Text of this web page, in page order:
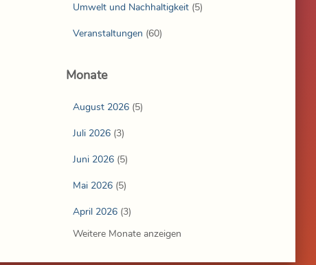
Umwelt und Nachhaltigkeit(5)
Veranstaltungen (60)
Monate
August 2026(5)
Juli 2026(3)
Juni 2026(5)
Mai 2026(5)
April 2026(3)
Weitere Monate anzeigen